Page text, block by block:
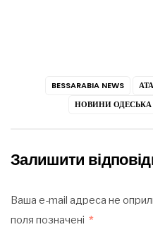
BESSARABIA NEWS
НОВИНИ ОДЕСЬКА
Залишити
Ваша e-mail адреса не
поля позначені *